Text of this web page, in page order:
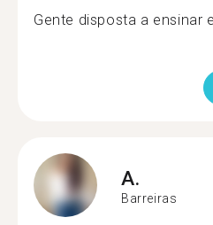
Gente disposta a ensinar
A.
Barreiras